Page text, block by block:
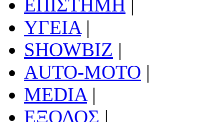
ΕΠΙΣΤΗΜΗ |
ΥΓΕΙΑ|
SHOWBIZ |
AUTO-MOTO |
MEDIA|
ΕΞΟΔΟΣ |